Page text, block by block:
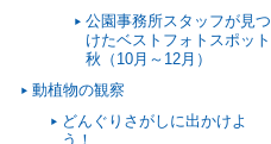
公園事務所スタッフが見つ
けたベストフォトスポット
秋（10月～12月）
動植物の観察
どんぐりさがしに出かけよ
う！